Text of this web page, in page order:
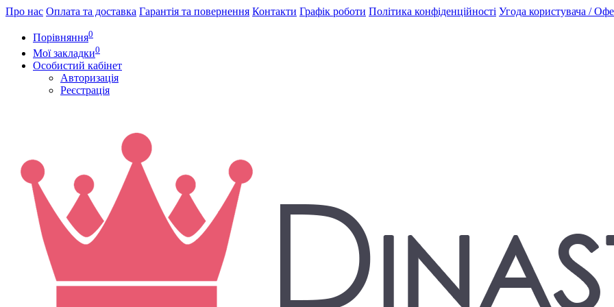
Про нас Оплата та доставка Гарантія та повернення Контакти Графік роботи Політика конфіденційності Угода користувача /
Порівняння0
Мої закладки0
Особистий кабінет
Авторизація
Реєстрація